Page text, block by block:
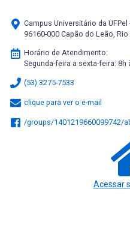
Campus Universitário da
96160-000 Capão do Leão, Rio
Horário de Atendimento:
Segunda-feira a sexta-feira: 8h
(53) 3275-7533
clique para ver o e-mail
/groups/1401219660099742/
Acessar